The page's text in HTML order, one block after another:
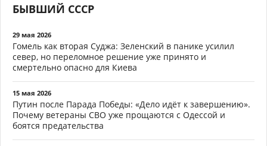
БЫВШИЙ СССР
29 мая 2026
Гомель как вторая Суджа: Зеленский в панике усилил
север, но переломное решение уже принято и
смертельно опасно для Киева
15 мая 2026
Путин после Парада Победы: «Дело идёт к завершению».
Почему ветераны СВО уже прощаются с Одессой и
боятся предательства